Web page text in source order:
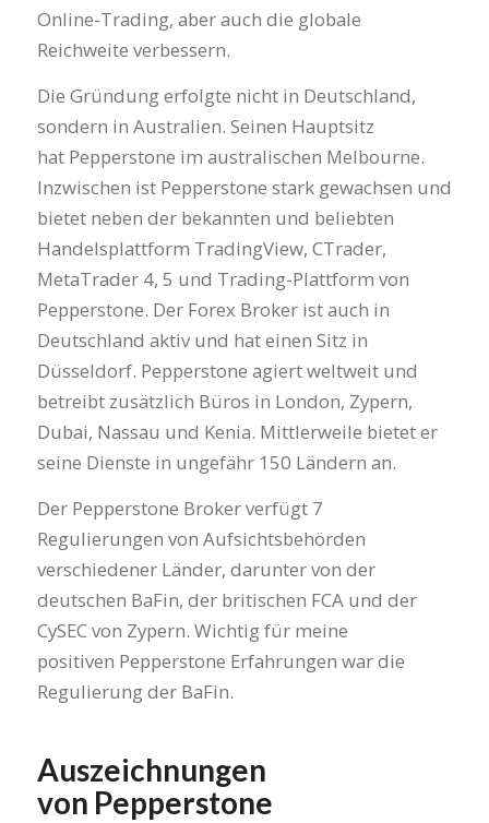
Online-Trading, aber auch die globale
Reichweite verbessern.
Die Gründung erfolgte nicht in Deutschland,
sondern in Australien. Seinen Hauptsitz
hat Pepperstone im australischen Melbourne.
Inzwischen ist Pepperstone stark gewachsen und
bietet neben der bekannten und beliebten
Handelsplattform TradingView, CTrader,
MetaTrader 4, 5 und Trading-Plattform von
Pepperstone. Der Forex Broker ist auch in
Deutschland aktiv und hat einen Sitz in
Düsseldorf. Pepperstone agiert weltweit und
betreibt zusätzlich Büros in London, Zypern,
Dubai, Nassau und Kenia. Mittlerweile bietet er
seine Dienste in ungefähr 150 Ländern an.
Der Pepperstone Broker verfügt 7
Regulierungen von Aufsichtsbehörden
verschiedener Länder, darunter von der
deutschen BaFin, der britischen FCA und der
CySEC von Zypern. Wichtig für meine
positiven Pepperstone Erfahrungen war die
Regulierung der BaFin.
Auszeichnungen
von Pepperstone